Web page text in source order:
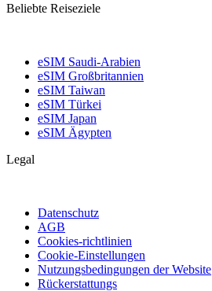
Beliebte Reiseziele
eSIM Saudi-Arabien
eSIM Großbritannien
eSIM Taiwan
eSIM Türkei
eSIM Japan
eSIM Ägypten
Legal
Datenschutz
AGB
Cookies-richtlinien
Cookie-Einstellungen
Nutzungsbedingungen der Website
Rückerstattungs